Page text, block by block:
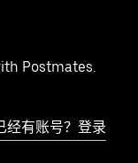
Postmates.
经有账号？登录